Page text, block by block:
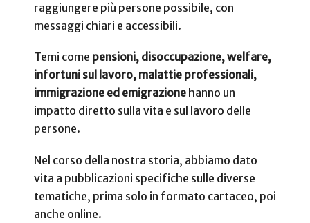
raggiungere più persone possibile, con
messaggi chiari e accessibili.
Temi come pensioni, disoccupazione, welfare,
infortuni sul lavoro, malattie professionali,
immigrazione ed emigrazione hanno un
impatto diretto sulla vita e sul lavoro delle
persone.
Nel corso della nostra storia, abbiamo dato
vita a pubblicazioni specifiche sulle diverse
tematiche, prima solo in formato cartaceo, poi
anche online.